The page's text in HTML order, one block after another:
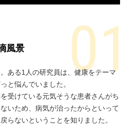
風景
ある1人の研究員は、健康をテーマ
と悩んでいました。
受けている元気そうな患者さんがち
いため、病気が治ったからといって
らないということを知りました。